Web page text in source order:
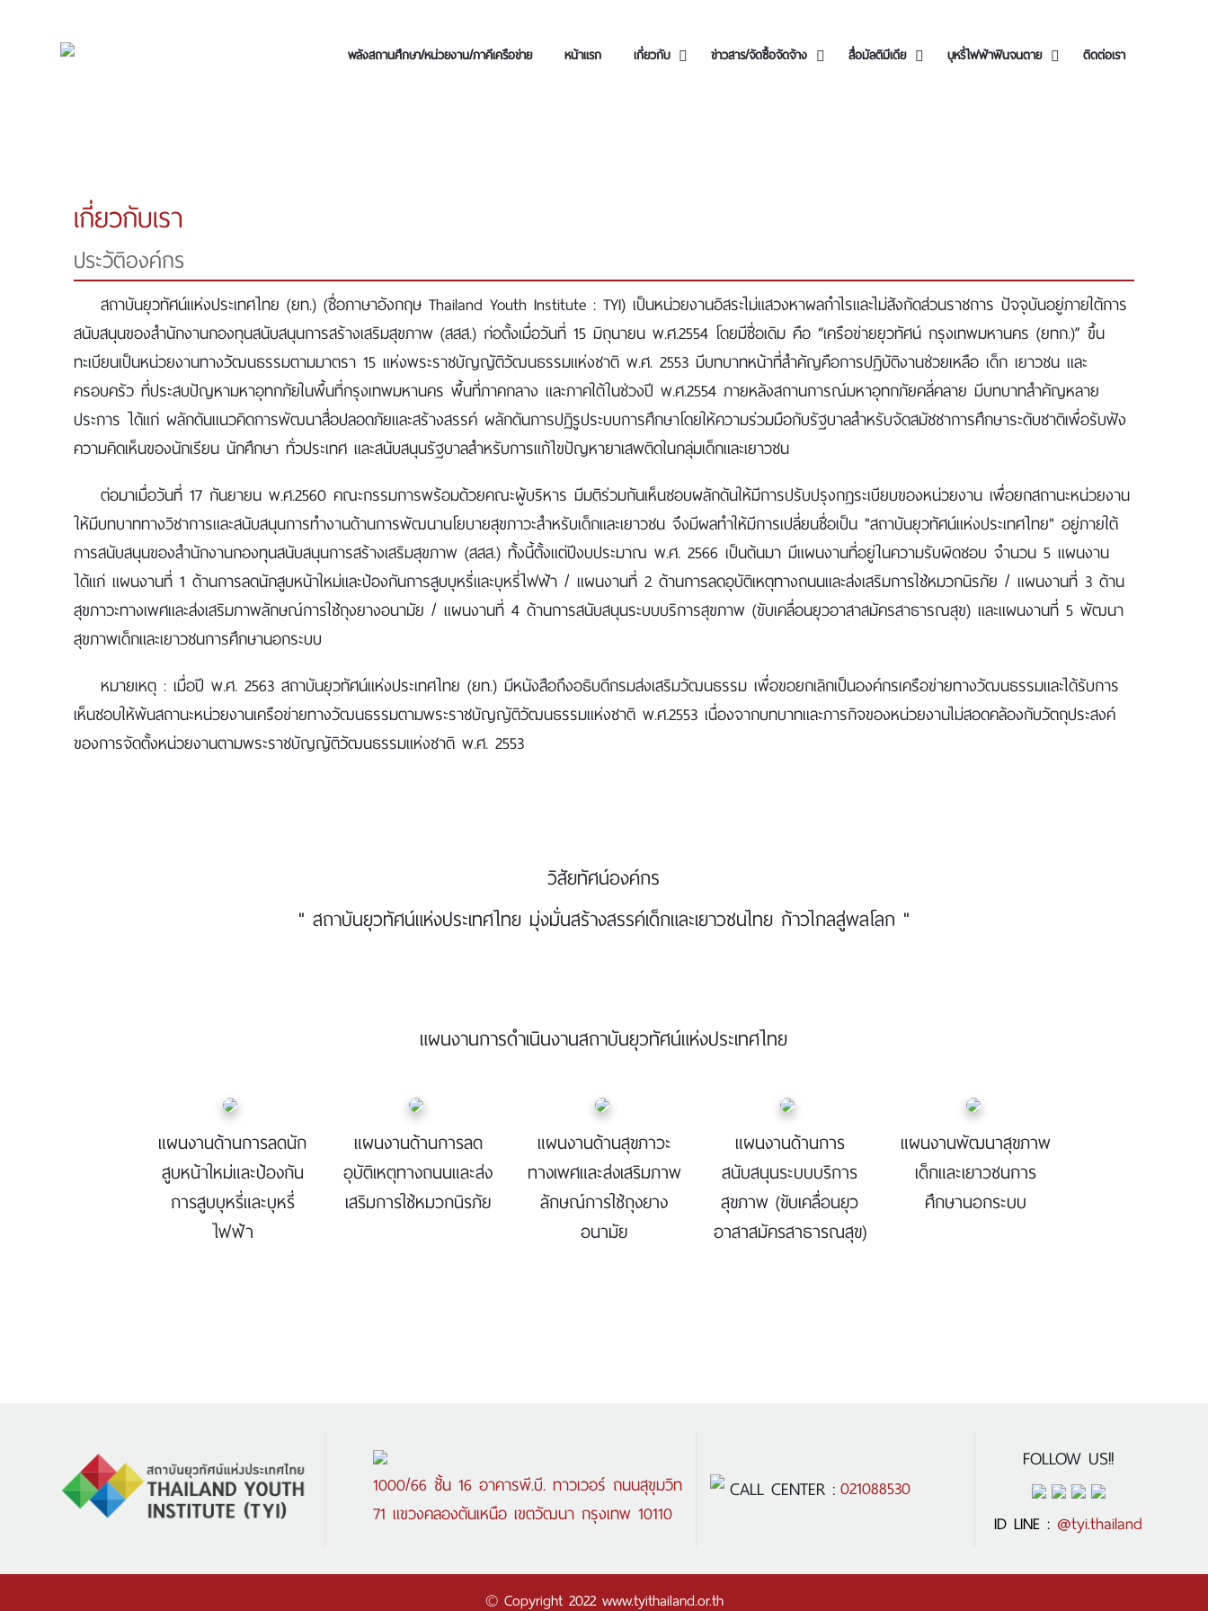
พลังสถานศึกษา/หน่วยงาน/ภาคีเครือข่าย หน้าแรก เกี่ยวกับ ข่าวสาร/จัดซื้อจัดจ้าง สื่อมัลติมีเดีย บุหรี่ไฟฟ้าฟินจนตาย ติดต่อเรา
เกี่ยวกับเรา
ประวัติองค์กร
สถาบันยุวทัศน์แห่งประเทศไทย (ยท.) (ชื่อภาษาอังกฤษ Thailand Youth Institute : TYI) เป็นหน่วยงานอิสระไม่แสวงหาผลกำไรและไม่สังกัดส่วนราชการ ปัจจุบันอยู่ภายใต้การ
สนับสนุนของสำนักงานกองทุนสนับสนุนการสร้างเสริมสุขภาพ (สสส.) ก่อตั้งเมื่อวันที่ 15 มิถุนายน พ.ศ.2554 โดยมีชื่อเดิม คือ “เครือข่ายยุวทัศน์ กรุงเทพมหานคร (ยทก.)” ขึ้น
ทะเบียนเป็นหน่วยงานทางวัฒนธรรมตามมาตรา 15 แห่งพระราชบัญญัติวัฒนธรรมแห่งชาติ พ.ศ. 2553 มีบทบาทหน้าที่สำคัญคือการปฏิบัติงานช่วยเหลือ เด็ก เยาวชน และ
ครอบครัว ที่ประสบปัญหามหาอุทกภัยในพื้นที่กรุงเทพมหานคร พื้นที่ภาคกลาง และภาคใต้ในช่วงปี พ.ศ.2554 ภายหลังสถานการณ์มหาอุทกภัยคลี่คลาย มีบทบาทสำคัญหลาย
ประการ ได้แก่ ผลักดันแนวคิดการพัฒนาสื่อปลอดภัยและสร้างสรรค์ ผลักดันการปฏิรูประบบการศึกษาโดยให้ความร่วมมือกับรัฐบาลสำหรับจัดสมัชชาการศึกษาระดับชาติเพื่อรับฟัง
ความคิดเห็นของนักเรียน นักศึกษา ทั่วประเทศ และสนับสนุนรัฐบาลสำหรับการแก้ไขปัญหายาเสพติดในกลุ่มเด็กและเยาวชน
ต่อมาเมื่อวันที่ 17 กันยายน พ.ศ.2560 คณะกรรมการพร้อมด้วยคณะผู้บริหาร มีมติร่วมกันเห็นชอบผลักดันให้มีการปรับปรุงกฎระเบียบของหน่วยงาน เพื่อยกสถานะหน่วยงาน
ให้มีบทบาททางวิชาการและสนับสนุนการทำงานด้านการพัฒนานโยบายสุขภาวะสำหรับเด็กและเยาวชน จึงมีผลทำให้มีการเปลี่ยนชื่อเป็น "สถาบันยุวทัศน์แห่งประเทศไทย" อยู่ภายใต้
การสนับสนุนของสำนักงานกองทุนสนับสนุนการสร้างเสริมสุขภาพ (สสส.) ทั้งนี้ตั้งแต่ปีงบประมาณ พ.ศ. 2566 เป็นต้นมา มีแผนงานที่อยู่ในความรับผิดชอบ จำนวน 5 แผนงาน
ได้แก่ แผนงานที่ 1 ด้านการลดนักสูบหน้าใหม่และป้องกันการสูบบุหรี่และบุหรี่ไฟฟ้า / แผนงานที่ 2 ด้านการลดอุบัติเหตุทางถนนและส่งเสริมการใช้หมวกนิรภัย / แผนงานที่ 3 ด้าน
สุขภาวะทางเพศและส่งเสริมภาพลักษณ์การใช้ถุงยางอนามัย / แผนงานที่ 4 ด้านการสนับสนุนระบบบริการสุขภาพ (ขับเคลื่อนยุวอาสาสมัครสาธารณสุข) และแผนงานที่ 5 พัฒนา
สุขภาพเด็กและเยาวชนการศึกษานอกระบบ
หมายเหตุ : เมื่อปี พ.ศ. 2563 สถาบันยุวทัศน์แห่งประเทศไทย (ยท.) มีหนังสือถึงอธิบดีกรมส่งเสริมวัฒนธรรม เพื่อขอยกเลิกเป็นองค์กรเครือข่ายทางวัฒนธรรมและได้รับการ
เห็นชอบให้พ้นสถานะหน่วยงานเครือข่ายทางวัฒนธรรมตามพระราชบัญญัติวัฒนธรรมแห่งชาติ พ.ศ.2553 เนื่องจากบทบาทและภารกิจของหน่วยงานไม่สอดคล้องกับวัตถุประสงค์
ของการจัดตั้งหน่วยงานตามพระราชบัญญัติวัฒนธรรมแห่งชาติ พ.ศ. 2553
วิสัยทัศน์องค์กร
" สถาบันยุวทัศน์แห่งประเทศไทย มุ่งมั่นสร้างสรรค์เด็กและเยาวชนไทย ก้าวไกลสู่พลโลก "
แผนงานการดำเนินงานสถาบันยุวทัศน์แห่งประเทศไทย
แผนงานด้านการลดนัก
สูบหน้าใหม่และป้องกัน
การสูบบุหรี่และบุหรี่
ไฟฟ้า
แผนงานด้านการลด
อุบัติเหตุทางถนนและส่ง
เสริมการใช้หมวกนิรภัย
แผนงานด้านสุขภาวะ
ทางเพศและส่งเสริมภาพ
ลักษณ์การใช้ถุงยาง
อนามัย
แผนงานด้านการ
สนับสนุนระบบบริการ
สุขภาพ (ขับเคลื่อนยุว
อาสาสมัครสาธารณสุข)
แผนงานพัฒนาสุขภาพ
เด็กและเยาวชนการ
ศึกษานอกระบบ
1000/66 ชั้น 16 อาคารพี.บี. ทาวเวอร์ ถนนสุขุมวิท
71 แขวงคลองตันเหนือ เขตวัฒนา กรุงเทพ 10110
CALL CENTER :021088530
FOLLOW US!!
ID LINE : @tyi.thailand
© Copyright 2022 www.tyithailand.or.th